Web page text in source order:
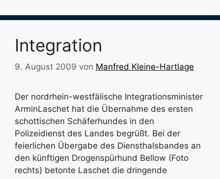
Integration
9. August 2009 von Manfred Kleine-Hartlage
Der nordrhein-westfälische Integrationsminister
ArminLaschet hat die Übernahme des ersten
schottischen Schäferhundes in den
Polizeidienst des Landes begrüßt. Bei der
feierlichen Übergabe des Diensthalsbandes an
den künftigen Drogenspürhund Bellow (Foto
rechts) betonte Laschet die dringende